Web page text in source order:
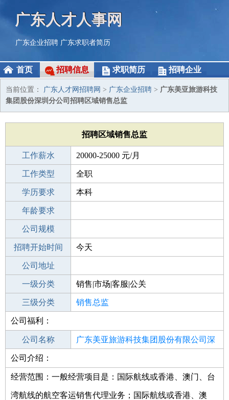
广东人才人事网
广东企业招聘 广东求职者简历
首页 招聘信息 求职简历 招聘企业
当前位置： 广东人才网招聘网 > 广东企业招聘 > 广东美亚旅游科技
集团股份深圳分公司招聘区域销售总监
招聘区域销售总监
工作薪水 20000-25000 元/月
招聘人数 1人
工作类型 全职
性别要求 -
学历要求 本科
工作经验
年龄要求
工作地点
公司规模
公司电话
招聘开始时间 今天
招聘结束时间
公司地址
一级分类 销售|市场|客服|公关
二级分类 销售
三级分类 销售总监
其他行业
公司福利：
公司名称 广东美亚旅游科技集团股份有限公司深
公司类型
股)
公司介绍：
经营范围：一般经营项目是：国际航线或香港、澳门、台
湾航线的航空客运销售代理业务；国际航线或香港、澳